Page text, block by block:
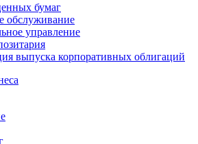
бумаг
обслуживание
управление
выпуска корпоративных облигаций